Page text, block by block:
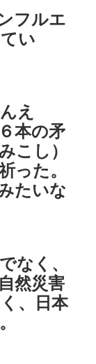
フルエ
い
え
本の矛
こし）
った。
たいな
なく、
然災害
、日本